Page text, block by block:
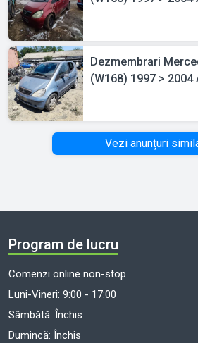
Dezmembrari
(W168) 1997 > 2004
Vezi anunțuri
Program de lucru
Comenzi online non-stop
Luni-Vineri: 9:00 - 17:00
Sâmbătă: Închis
Dumincă: Închis